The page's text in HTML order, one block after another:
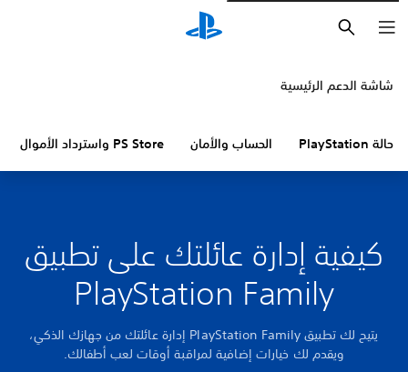
شاشة الدعم الرئيسية
حالة PlayStation الحساب والأمان PS Store واسترداد الأموال
كيفية إدارة عائلتك على تطبيق
PlayStation Family
يتيح لك تطبيق PlayStation Family إدارة عائلتك من جهازك الذكي،
ويقدم لك خيارات إضافية لمراقبة أوقات لعب أطفالك.